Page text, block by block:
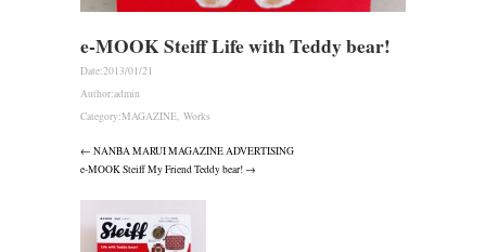
e-MOOK Steiff Life with Teddy bear!
Date:2013/01/21
Author:admin
Category:MAGAZINE, Works
← NANBA MARUI MAGAZINE ADVERTISING
e-MOOK Steiff My Friend Teddy bear! →